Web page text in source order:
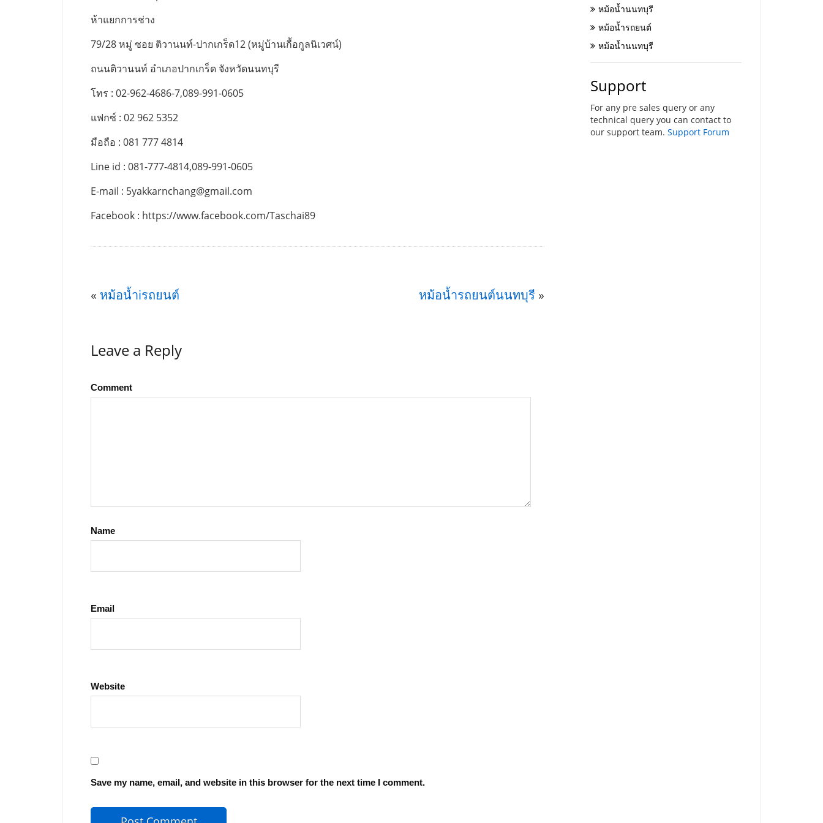
ห้าแยกการช่าง
79/28 หมู่ ซอย ติวานนท์-ปากเกร็ด12 (หมู่บ้านเกื้อกูลนิเวศน์)
ถนนติวานนท์ อำเภอปากเกร็ด จังหวัดนนทบุรี
โทร : 02-962-4686-7,089-991-0605
แฟกซ์ : 02 962 5352
มือถือ : 081 777 4814
Line id : 081-777-4814,089-991-0605
E-mail : 5yakkarnchang@gmail.com
Facebook : https://www.facebook.com/Taschai89
« หม้อน้ำiรถยนต์ หม้อน้ำรถยนต์นนทบุรี »
Leave a Reply
Comment
Name
Email
Website
Save my name, email, and website in this browser for the next time I comment.
หม้อน้ำนนทบุรี
หม้อน้ำรถยนต์
หม้อน้ำนนทบุรี
Support
For any pre sales query or any
technical query you can contact to
our support team. Support Forum